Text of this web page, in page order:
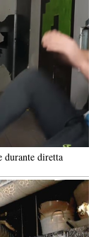
durante diretta